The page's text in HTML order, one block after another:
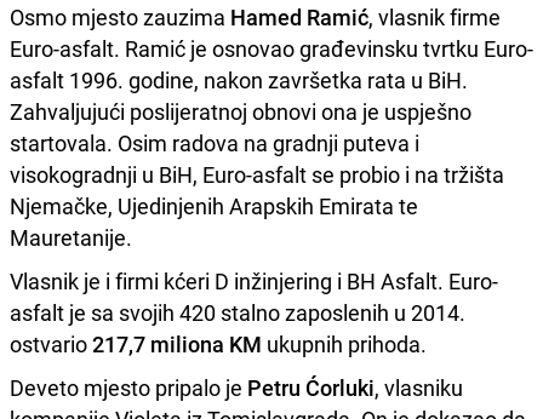
Osmo mjesto zauzima Hamed Ramić, vlasnik firme
Euro-asfalt. Ramić je osnovao građevinsku tvrtku Euro-
asfalt 1996. godine, nakon završetka rata u BiH.
Zahvaljujući poslijeratnoj obnovi ona je uspješno
startovala. Osim radova na gradnji puteva i
visokogradnji u BiH, Euro-asfalt se probio i na tržišta
Njemačke, Ujedinjenih Arapskih Emirata te
Mauretanije.
Vlasnik je i firmi kćeri D inžinjering i BH Asfalt. Euro-
asfalt je sa svojih 420 stalno zaposlenih u 2014.
ostvario217,7 miliona KM ukupnih prihoda.
Deveto mjesto pripalo je Petru Ćorluki, vlasniku